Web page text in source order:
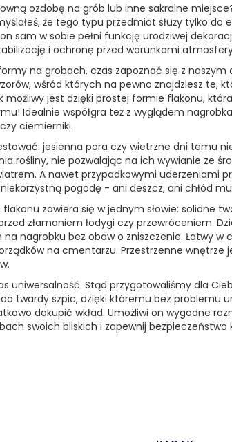
ozdobę na grób lub inne sakralne
że tego typu przedmiot służy tylko
sam w sobie pełni funkcję urodziwej
i ochronę przed warunkami
na grobach, czas zapoznać się z
wśród których na pewno znajdziesz te,
możliwy jest dzięki prostej formie flakonu,
Idealnie współgra też z wyglądem
ciemierniki.
jesienna pora czy wietrzne dni temu
rośliny, nie pozwalając na ich wywianie ze
A nawet przypadkowymi uderzeniami
pogodę - ani deszcz, ani chłód
zawiera się w jednym słowie: solidne
złamaniem łodygi czy przewróceniem.
nagrobku bez obaw o zniszczenie. Łatwy w
na cmentarzu. Przestrzenne wnętrze
uniwersalność. Stąd przygotowaliśmy dla
twardy szpic, dzięki któremu bez problemu
dokupić wkład. Umożliwi on wygodne
swoich bliskich i zapewnij bezpieczeństwo